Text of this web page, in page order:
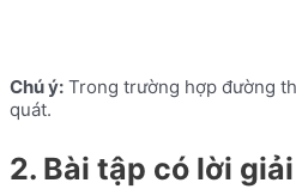
Chú ý: Trong trường hợp đường
quát.
2. Bài tập có lời giải